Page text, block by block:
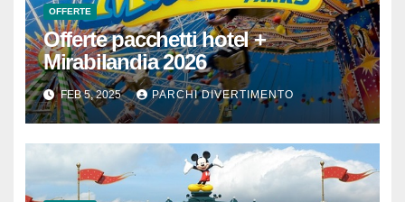
OFFERTE
Offerte pacchetti hotel +
Mirabilandia 2026
FEB 5, 2025 PARCHI DIVERTIMENTO